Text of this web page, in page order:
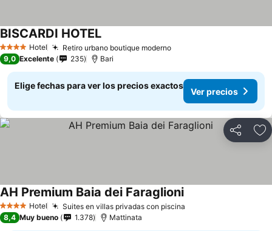
4 EstrellasHotel Retiro urbano boutique moderno
BISCARDI HOTEL
9,0 Excelente 235 Bari
Elige fechas para ver los precios exactos
Ver precios
Compartir
4 EstrellasHotel Suites en villas privadas con piscina
AH Premium Baia dei Faraglioni
8,4 Muy bueno 1.378 Mattinata